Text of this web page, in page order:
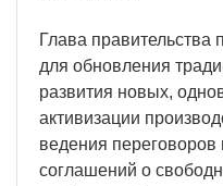
Глава правительства
для обновления
развития новых,
активизации
ведения
соглашений о